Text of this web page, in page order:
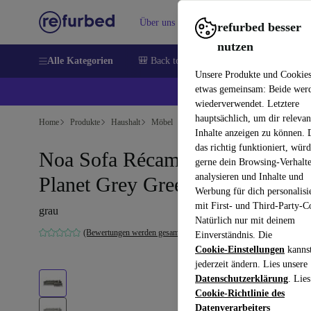
refurbed besser
nutzen
Unsere Produkte und
etwas gemeinsam: Beide
wiederverwendet. Letztere
hauptsächlich, um dir
Inhalte anzeigen zu können.
das richtig funktioniert,
gerne dein Browsing-
analysieren und Inhalte und
Werbung für dich
mit First- und Third-Party-
Natürlich nur mit deinem
Einverständnis. Die
Cookie-Einstellungen
jederzeit ändern. Lies unsere
Datenschutzerklärung.
Cookie-Richtlinie des
Datenverarbeiters
Über uns Verkaufen Hilfe
Alle Kategorien 🎒 Back to school
💰
Home Produkte Haushalt Möbel
Noa Sofa Récamiere Rechts
Planet Grey Green
grau
(Bewertungen werden gesammelt)